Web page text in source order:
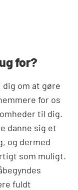
for?
om at gøre
for os
til dig.
danne sig et
og dermed
som muligt.
fuldt